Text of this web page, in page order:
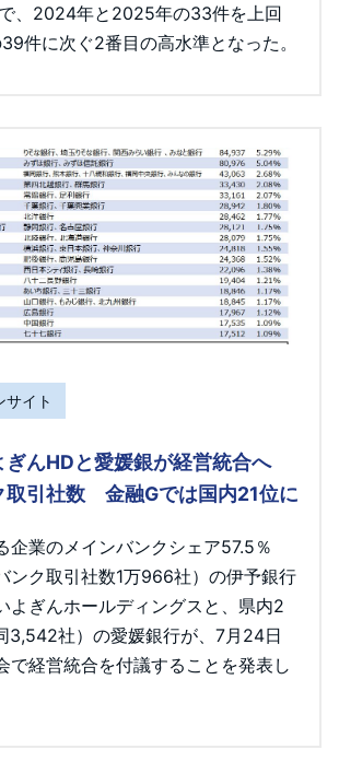
、2024年と2025年の33件を上回
件に次ぐ2番目の高水準となった。
サイト
ぎんHDと愛媛銀が経営統合へ
取引社数 金融Gでは国内21位に
企業のメインバンクシェア57.5％
ンク取引社数1万966社）の伊予銀行
よぎんホールディングスと、県内2
3,542社）の愛媛銀行が、7月24日
で経営統合を付議することを発表し